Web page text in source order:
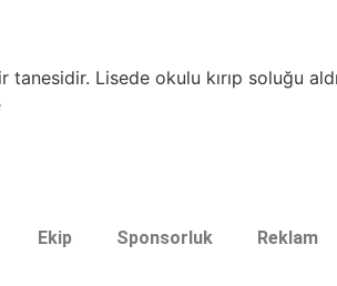
Lisede okulu kırıp soluğu
Ekip Sponsorluk Reklam